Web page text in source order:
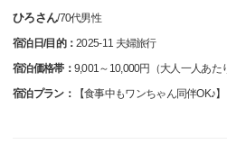
ひろさん/70代男性
宿泊日/目的：2025-11 夫婦旅行
宿泊価格帯： 9,001～10,000円（大人一人あた
宿泊プラン：
【食事中もワンちゃん同伴OK♪